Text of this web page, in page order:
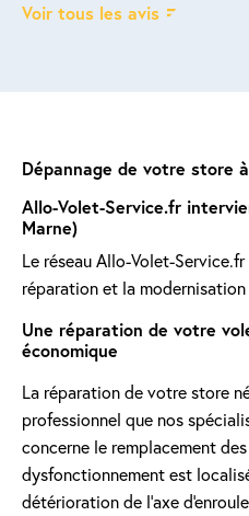
Dépannage de votre store
Allo-Volet-Service.fr
Marne)
Le réseau Allo-Volet-
réparation et la
Une réparation de votre
économique
La réparation de votre store
professionnel que nos
concerne le remplacement
dysfonctionnement est
détérioration de l'axe
Voir tous les avis